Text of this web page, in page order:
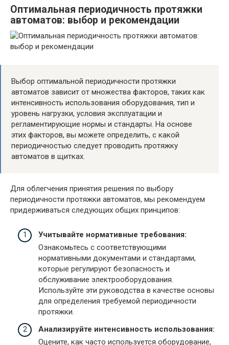
Оптимальная периодичность протяжки
автоматов: выбор и рекомендации
Выбор оптимальной периодичности протяжки
автоматов зависит от множества факторов, таких как
интенсивность использования оборудования, тип и
уровень нагрузки, условия эксплуатации и
регламентирующие нормы и стандарты. На основе
этих факторов, вы можете определить, с какой
периодичностью следует проводить протяжку
автоматов в щитках.
Для облегчения принятия решения по выбору
периодичности протяжки автоматов, мы рекомендуем
придерживаться следующих общих принципов:
Учитывайте нормативные требования:
Ознакомьтесь с соответствующими
нормативными документами и стандартами,
которые регулируют безопасность и
обслуживание электрооборудования.
Используйте эти руководства в качестве основы
для определения требуемой периодичности
протяжки.
Анализируйте интенсивность использования:
Оцените, как часто используется оборудование,